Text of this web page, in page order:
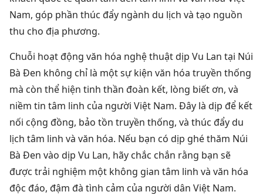
Nam, góp phần thúc đẩy ngành du lịch và tạo nguồn
thu cho địa phương.
Chuỗi hoạt động văn hóa nghệ thuật dịp Vu Lan tại Núi
Bà Đen không chỉ là một sự kiện văn hóa truyền thống
mà còn thể hiện tinh thần đoàn kết, lòng biết ơn, và
niềm tin tâm linh của người Việt Nam. Đây là dịp để kết
nối cộng đồng, bảo tồn truyền thống, và thúc đẩy du
lịch tâm linh và văn hóa. Nếu bạn có dịp ghé thăm Núi
Bà Đen vào dịp Vu Lan, hãy chắc chắn rằng bạn sẽ
được trải nghiệm một không gian tâm linh và văn hóa
độc đáo, đậm đà tình cảm của người dân Việt Nam.